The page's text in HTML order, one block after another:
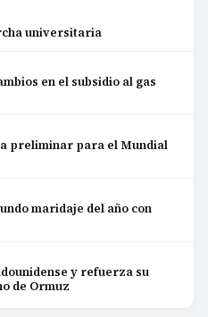
universitaria
en el subsidio al gas
preliminar para el Mundial
maridaje del año con
y refuerza su
de Ormuz